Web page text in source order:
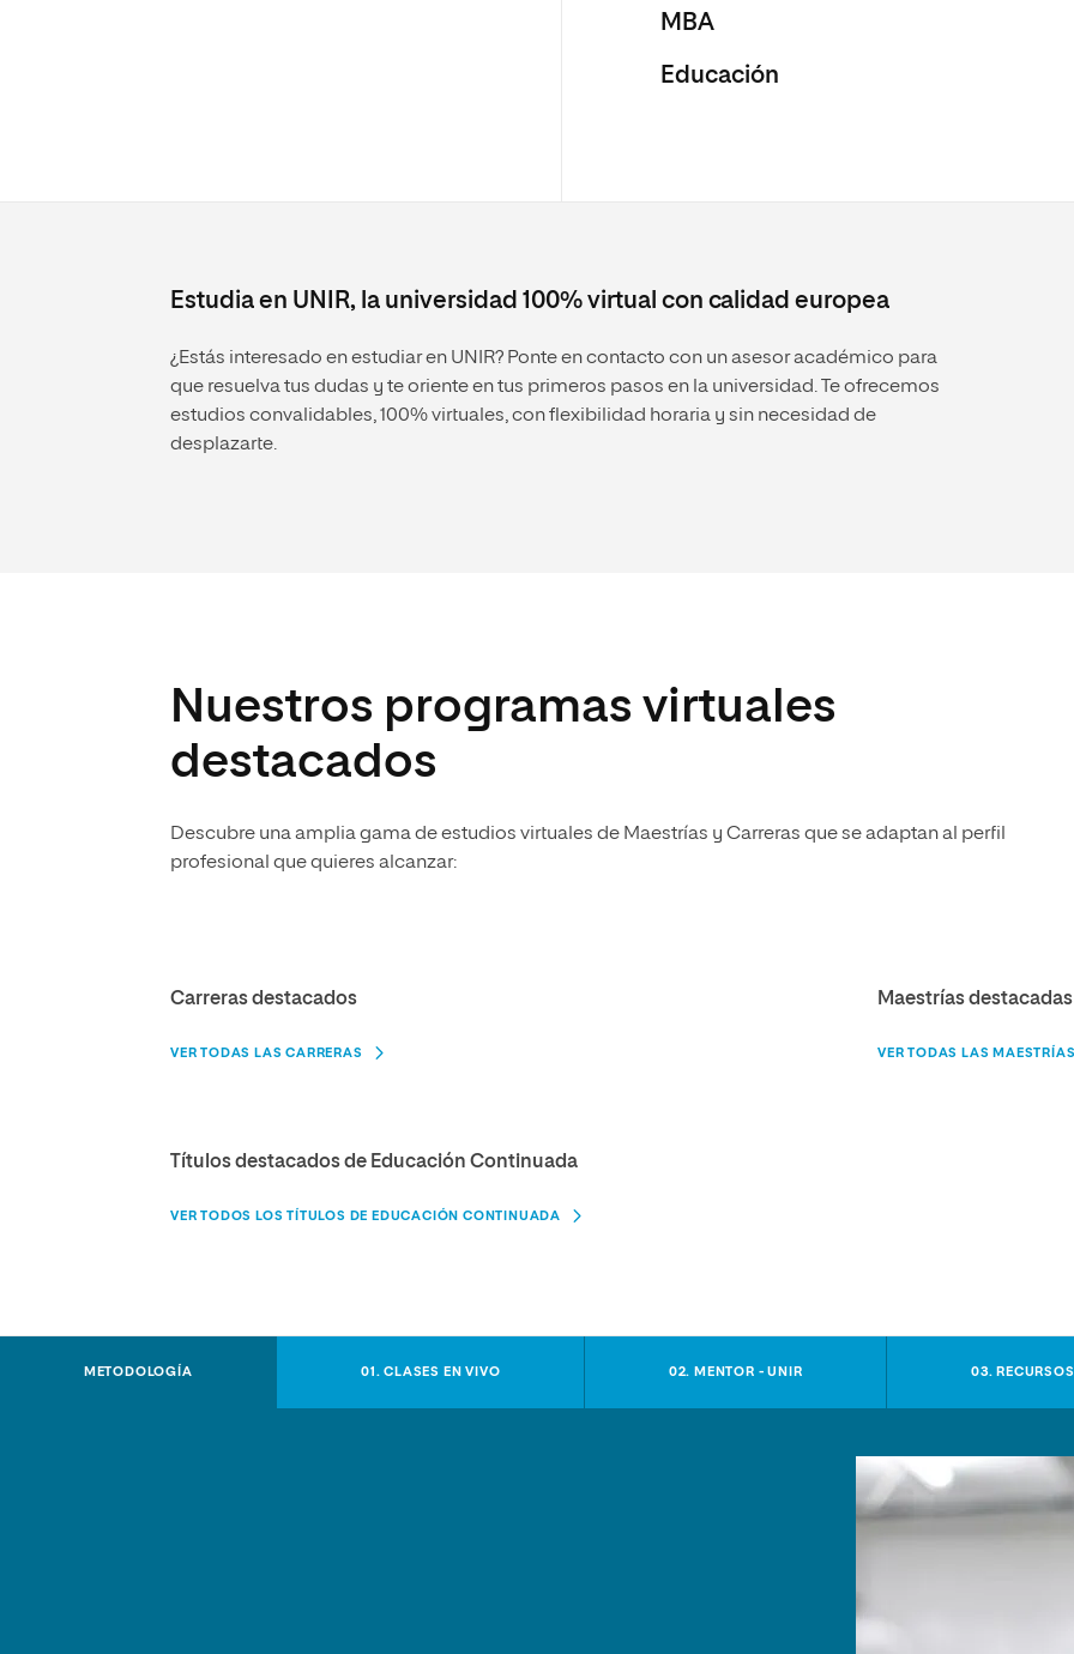
MBA
Educación
Estudia en UNIR, la universidad 100% virtual con calidad europea
¿Estás interesado en estudiar en UNIR? Ponte en contacto con un asesor académico para
que resuelva tus dudas y te oriente en tus primeros pasos en la universidad. Te ofrecemos
estudios convalidables, 100% virtuales, con flexibilidad horaria y sin necesidad de
desplazarte.
Nuestros programas virtuales
destacados
Descubre una amplia gama de estudios virtuales de Maestrías y Carreras que se adaptan al perfil
profesional que quieres alcanzar:
Carreras destacados
VER TODAS LAS CARRERAS
Maestrías destacadas
VER TODAS LAS
Títulos destacados de Educación Continuada
VER TODOS LOS TÍTULOS DE EDUCACIÓN CONTINUADA
METODOLOGÍA 01. CLASES EN VIVO 02. MENTOR - UNIR 03.